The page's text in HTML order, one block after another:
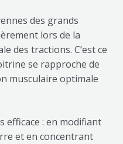
des grands
lors de la
des tractions. C’est ce
se rapproche de
musculaire optimale
efficace : en modifiant
et en concentrant